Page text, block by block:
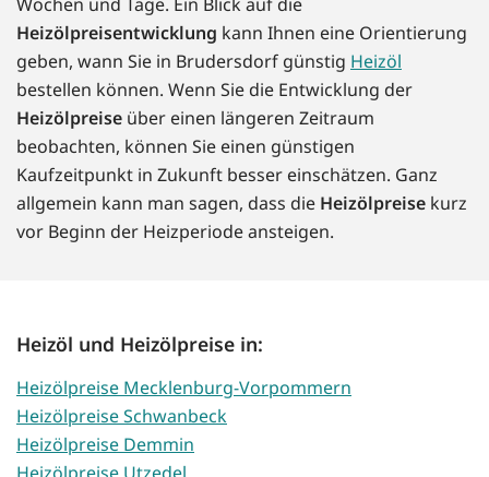
Heizölpreisentwicklung kann Ihnen eine Orientierung
geben, wann Sie in Brudersdorf günstig Heizöl
bestellen können. Wenn Sie die Entwicklung der
Heizölpreise über einen längeren Zeitraum
beobachten, können Sie einen günstigen
Kaufzeitpunkt in Zukunft besser einschätzen. Ganz
allgemein kann man sagen, dass die Heizölpreise kurz
vor Beginn der Heizperiode ansteigen.
Heizöl und Heizölpreise in:
Heizölpreise Mecklenburg-Vorpommern
Heizölpreise Schwanbeck
Heizölpreise Demmin